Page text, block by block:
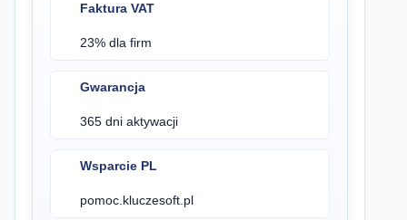
Faktura VAT
23% dla firm
Gwarancja
365 dni aktywacji
Wsparcie PL
pomoc.kluczesoft.pl